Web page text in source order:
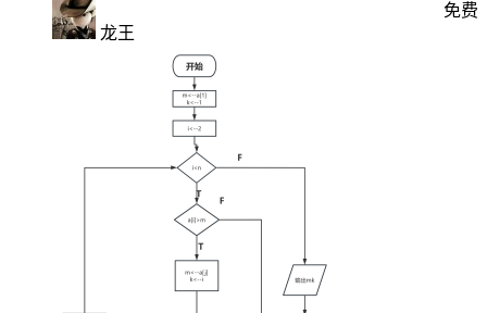
龙王
免费